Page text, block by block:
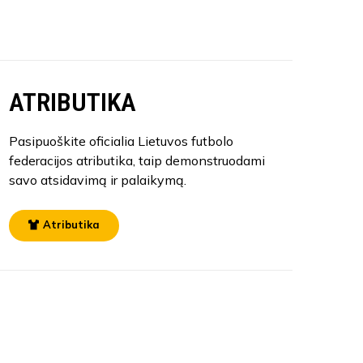
ATRIBUTIKA
Pasipuoškite oficialia Lietuvos futbolo
federacijos atributika, taip demonstruodami
savo atsidavimą ir palaikymą.
Atributika